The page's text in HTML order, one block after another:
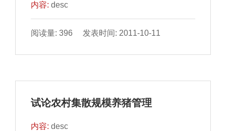
内容:desc
阅读量: 396 发表时间: 2011-10-11
试论农村集散规模养猪管理
内容:desc